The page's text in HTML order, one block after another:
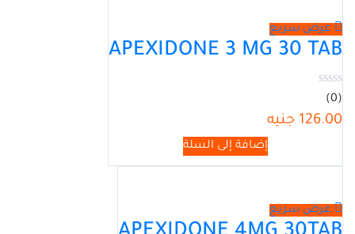
عرض سريع
APEXIDONE 3 MG 30 TAB
(0)
126.00 جنيه
إضافة إلى السلة
عرض سريع